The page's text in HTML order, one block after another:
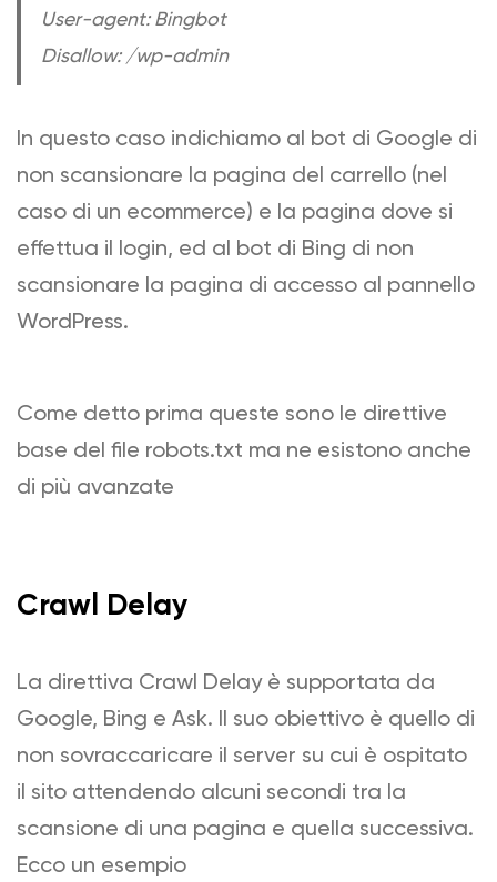
User-agent: Bingbot
Disallow: /wp-admin
In questo caso indichiamo al bot di Google di
non scansionare la pagina del carrello (nel
caso di un ecommerce) e la pagina dove si
effettua il login, ed al bot di Bing di non
scansionare la pagina di accesso al pannello
WordPress.
Come detto prima queste sono le direttive
base del file robots.txt ma ne esistono anche
di più avanzate
Crawl Delay
La direttiva Crawl Delay è supportata da
Google, Bing e Ask. Il suo obiettivo è quello di
non sovraccaricare il server su cui è ospitato
il sito attendendo alcuni secondi tra la
scansione di una pagina e quella successiva.
Ecco un esempio